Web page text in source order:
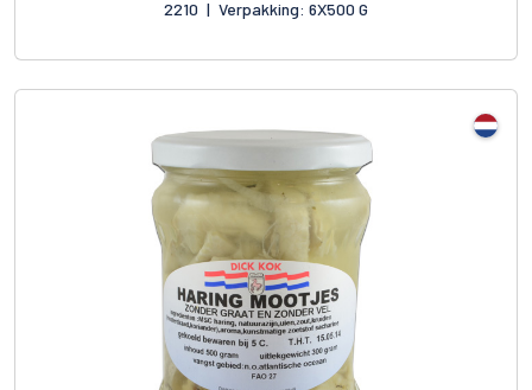
2210 | Verpakking: 6X500 G